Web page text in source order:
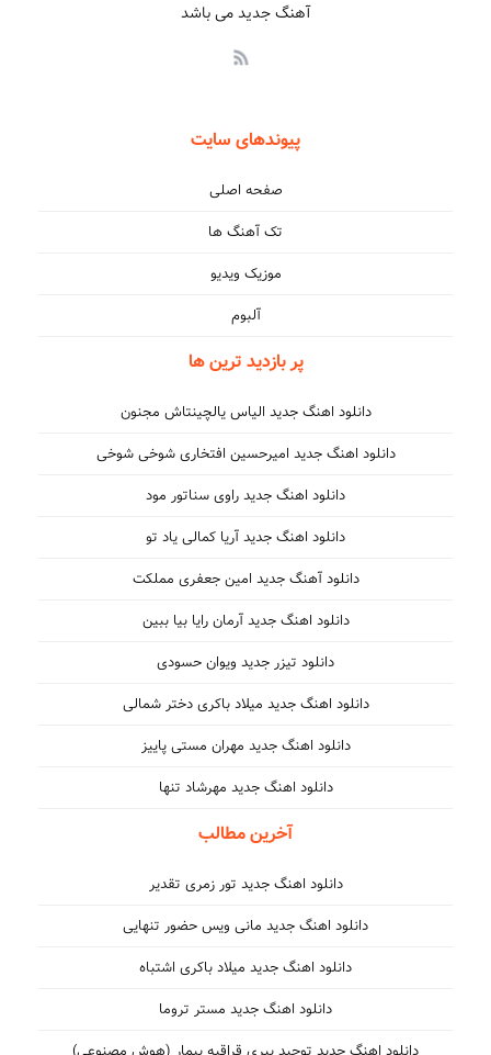
آهنگ جدید می باشد
پیوندهای سایت
صفحه اصلی
تک آهنگ ها
موزیک ویدیو
آلبوم
پر بازدید ترین ها
دانلود اهنگ جدید الیاس یالچینتاش مجنون
دانلود اهنگ جدید امیرحسین افتخاری شوخی شوخی
دانلود اهنگ جدید راوی سناتور مود
دانلود اهنگ جدید آریا کمالی یاد تو
دانلود آهنگ جدید امین جعفری مملکت
دانلود اهنگ جدید آرمان رایا بیا ببین
دانلود تیزر جدید ویوان حسودی
دانلود اهنگ جدید میلاد باکری دختر شمالی
دانلود اهنگ جدید مهران مستی پاییز
دانلود اهنگ جدید مهرشاد تنها
آخرین مطالب
دانلود اهنگ جدید تور زمری تقدیر
دانلود اهنگ جدید مانی ویس حضور تنهایی
دانلود اهنگ جدید میلاد باکری اشتباه
دانلود اهنگ جدید مستر تروما